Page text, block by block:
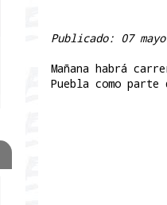
Publicado: 07
Mañana habrá
Puebla como